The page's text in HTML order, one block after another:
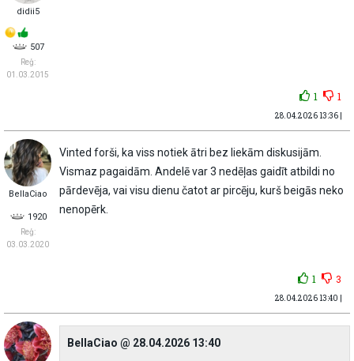
didii5
507
Reģ:
01.03.2015
1 1
28.04.2026 13:36 |
BellaCiao
1920
Reģ:
03.03.2020
Vinted forši, ka viss notiek ātri bez liekām diskusijām.
Vismaz pagaidām. Andelē var 3 nedēļas gaidīt atbildi no
pārdevēja, vai visu dienu čatot ar pircēju, kurš beigās neko
nenopērk.
1 3
28.04.2026 13:40 |
BellaCiao @ 28.04.2026 13:40